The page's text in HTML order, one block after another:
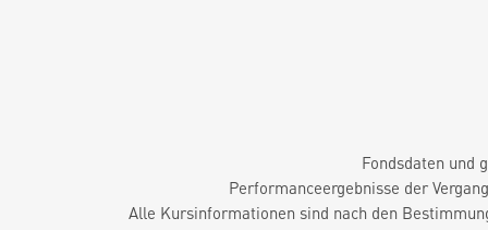
Fondsdaten und
Performanceergebnisse der
Alle Kursinformationen sind nach den